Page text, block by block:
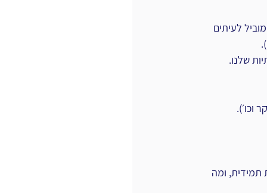
לעיתים
שלנו.
וכו׳).
תמידית, ומה